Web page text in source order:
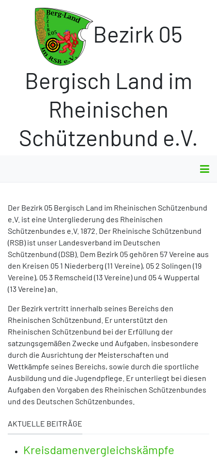
Bezirk 05
Bergisch Land im
Rheinischen
Schützenbund e.V.
Der Bezirk 05 Bergisch Land im Rheinischen Schützenbund
e.V. ist eine Untergliederung des Rheinischen
Schützenbundes e.V. 1872. Der Rheinische Schützenbund
(RSB) ist unser Landesverband im Deutschen
Schützenbund (DSB). Dem Bezirk 05 gehören 57 Vereine aus
den Kreisen 05 1 Niederberg (11 Vereine), 05 2 Solingen (19
Vereine), 05 3 Remscheid (13 Vereine) und 05 4 Wuppertal
(13Vereine) an.
Der Bezirk vertritt innerhalb seines Bereichs den
Rheinischen Schützenbund. Er unterstützt den
Rheinischen Schützenbund bei der Erfüllung der
satzungsgemäßen Zwecke und Aufgaben, insbesondere
durch die Ausrichtung der Meisterschaften und
Wettkämpfe seines Bereichs, sowie durch die sportliche
Ausbildung und die Jugendpflege. Er unterliegt bei diesen
Aufgaben den Vorgaben des Rheinischen Schützenbundes
und des Deutschen Schützenbundes.
AKTUELLE BEITRÄGE
Kreisdamenvergleichskämpfe